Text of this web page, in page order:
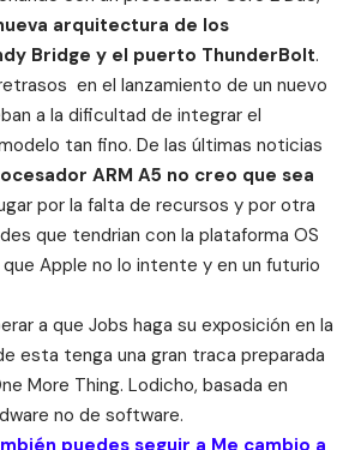
arquitectura de los
Bridge y el puerto ThunderBolt.
en el lanzamiento de un nuevo
a la dificultad de integrar el
tan fino. De las últimas noticias
ARM A5 no creo que sea
por la falta de recursos y por otra
que tendrian con la plataforma OS
que Apple no lo intente y en un futurio
a que Jobs haga su exposición en la
esta tenga una gran traca preparada
More Thing. Lodicho, basada en
no de software.